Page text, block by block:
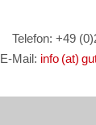
Telefon: +49
E-Mail: info (at)